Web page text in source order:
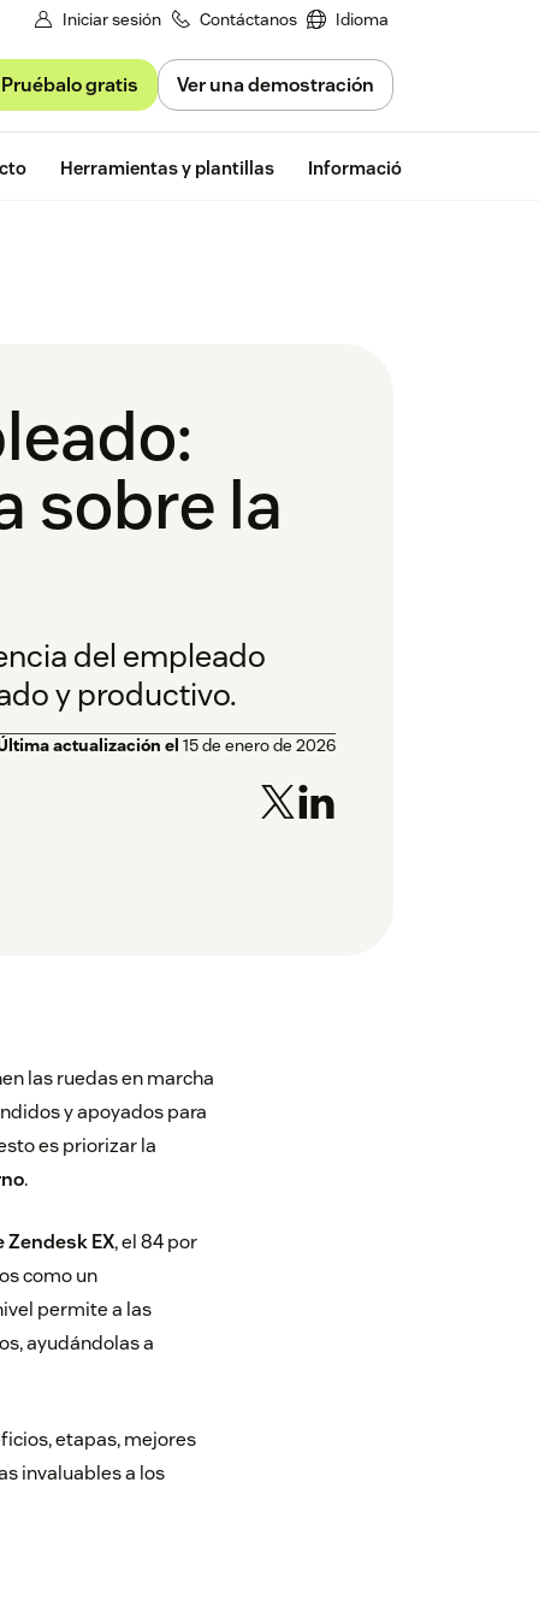
Iniciar sesión Contáctanos Idioma
Pruébalo gratis Ver una demostración
Herramientas y plantillas Información de Zendesk
sobre la
del empleado
y productivo.
actualización el 15 de enero de 2026
las ruedas en marcha
y apoyados para
es priorizar la
.
EX, el 84 por
como un
permite a las
ayudándolas a
etapas, mejores
invaluables a los